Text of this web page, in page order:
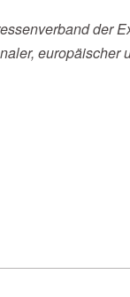
der
europäischer